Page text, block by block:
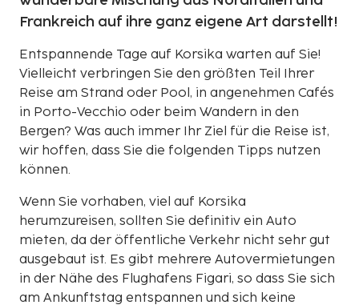
Frankreich auf ihre ganz eigene Art darstellt!
Entspannende Tage auf Korsika warten auf Sie!
Vielleicht verbringen Sie den größten Teil Ihrer
Reise am Strand oder Pool, in angenehmen Cafés
in Porto-Vecchio oder beim Wandern in den
Bergen? Was auch immer Ihr Ziel für die Reise ist,
wir hoffen, dass Sie die folgenden Tipps nutzen
können.
Wenn Sie vorhaben, viel auf Korsika
herumzureisen, sollten Sie definitiv ein Auto
mieten, da der öffentliche Verkehr nicht sehr gut
ausgebaut ist. Es gibt mehrere Autovermietungen
in der Nähe des Flughafens Figari, so dass Sie sich
am Ankunftstag entspannen und sich keine